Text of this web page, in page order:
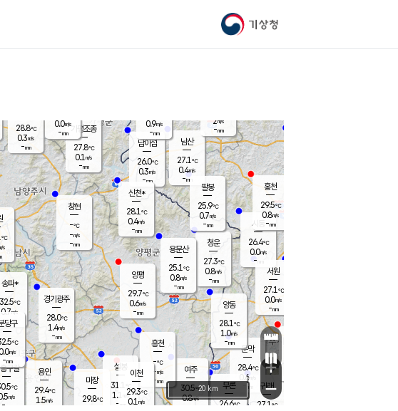
기상청
문막
28.4℃
0.6m/s
mm
남이섬
26.0℃
0.3m/s
-mm
부론
26.6℃
남산
27.1℃
0.4m/s
-mm
청운
27.3℃
0.8m/s
-mm
팔봉
25.9℃
0.7m/s
-mm
용인
29.4℃
1.5m/s
여주
30.5℃
0.8m/s
양동
28.1℃
1.0m/s
-mm
경기광주
28.0℃
1.4m/s
-mm
0.9m/s
-mm
가평조종
27.8℃
0.1 m/s
-mm
28.8℃
0.3m/s
-mm
신천*
28.1℃
0.4m/s
-mm
창현
-℃
-m/s
-mm
0.0m/s
-mm
흥천
-℃
-m/s
-mm
마장
29.8℃
설봉
31.1
1.1 m/s
- mm
℃
s
송파*
32.5℃
0.7m/s
-mm
구갈
℃
m/s
-
당구
℃
m/s
-mm
시동
26.4℃
0.0m/s
- mm
귀래
27.1 ℃
서원
27.1℃
0.0m/s
-mm
용문산
25.1℃
0.8m/s
-mm
홍천
29.5℃
0.8m/s
-mm
이천
29.3℃
0.1 m/s
양평
29.7℃
0.6m/s
-mm
2m/s
-mm
+
−
20 km